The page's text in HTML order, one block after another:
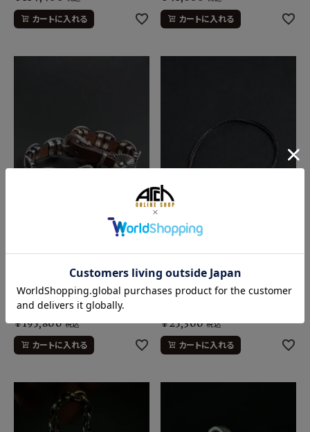
カートに入れる カートに入れる
NORTH WORKS
【受注販売】BRACELET E-
066
¥195,800 税込
カートに入れる
NORTH WORKS
-ノースワークス
【受注販売】BRACELET D-
¥25,300 税込
カートに入れる